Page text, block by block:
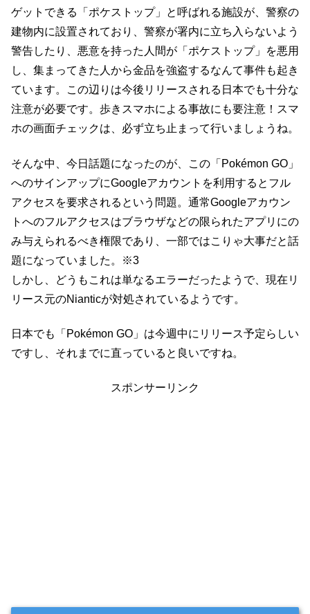
ゲットできる「ポケストップ」と呼ばれる施設が、警察の
建物内に設置されており、警察が署内に立ち入らないよう
警告したり、悪意を持った人間が「ポケストップ」を悪用
し、集まってきた人から金品を強盗するなんて事件も起き
ています。この辺りは今後リリースされる日本でも十分な
注意が必要です。歩きスマホによる事故にも要注意！スマ
ホの画面チェックは、必ず立ち止まって行いましょうね。
そんな中、今日話題になったのが、この「Pokémon GO」
へのサインアップにGoogleアカウントを利用するとフル
アクセスを要求されるという問題。通常Googleアカウン
トへのフルアクセスはブラウザなどの限られたアプリにの
み与えられるべき権限であり、一部ではこりゃ大事だと話
題になっていました。※3
しかし、どうもこれは単なるエラーだったようで、現在リ
リース元のNianticが対処されているようです。
日本でも「Pokémon GO」は今週中にリリース予定らしい
ですし、それまでに直っていると良いですね。
スポンサーリンク